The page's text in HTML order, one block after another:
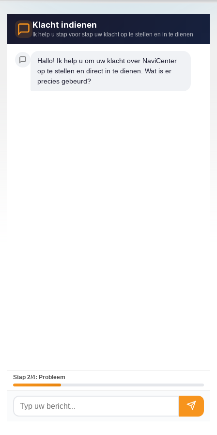
Klacht indienen
Ik help u stap voor stap uw klacht op te stellen en in te dienen
Hallo! Ik help u om uw klacht over NaviCenter
op te stellen en direct in te dienen. Wat is er
precies gebeurd?
Stap 2/4: Probleem